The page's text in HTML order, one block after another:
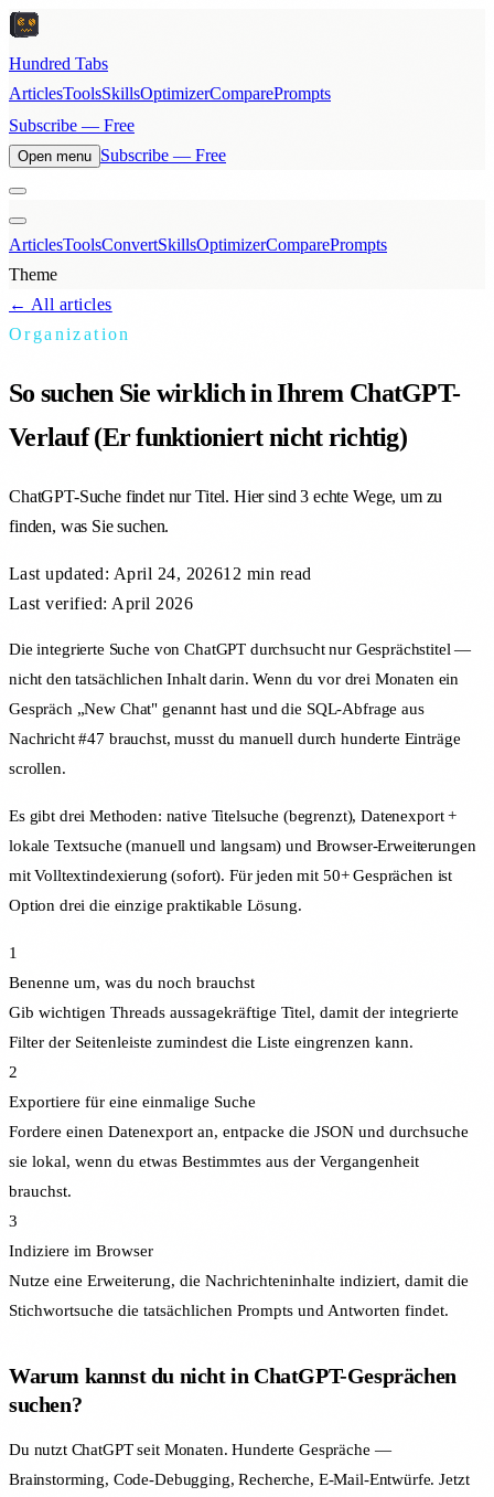
Hundred Tabs
ArticlesToolsSkillsOptimizerComparePrompts
Subscribe — Free
Open menu Subscribe — Free
ArticlesToolsConvertSkillsOptimizerComparePrompts
Theme
← All articles
Organization
So suchen Sie wirklich in Ihrem ChatGPT-
Verlauf (Er funktioniert nicht richtig)
ChatGPT-Suche findet nur Titel. Hier sind 3 echte Wege, um zu
finden, was Sie suchen.
Last updated: April 24, 202612 min read
Last verified: April 2026
Die integrierte Suche von ChatGPT durchsucht nur Gesprächstitel —
nicht den tatsächlichen Inhalt darin. Wenn du vor drei Monaten ein
Gespräch „New Chat" genannt hast und die SQL-Abfrage aus
Nachricht #47 brauchst, musst du manuell durch hunderte Einträge
scrollen.
Es gibt drei Methoden: native Titelsuche (begrenzt), Datenexport +
lokale Textsuche (manuell und langsam) und Browser-Erweiterungen
mit Volltextindexierung (sofort). Für jeden mit 50+ Gesprächen ist
Option drei die einzige praktikable Lösung.
1
Benenne um, was du noch brauchst
Gib wichtigen Threads aussagekräftige Titel, damit der integrierte
Filter der Seitenleiste zumindest die Liste eingrenzen kann.
2
Exportiere für eine einmalige Suche
Fordere einen Datenexport an, entpacke die JSON und durchsuche
sie lokal, wenn du etwas Bestimmtes aus der Vergangenheit
brauchst.
3
Indiziere im Browser
Nutze eine Erweiterung, die Nachrichteninhalte indiziert, damit die
Stichwortsuche die tatsächlichen Prompts und Antworten findet.
Warum kannst du nicht in ChatGPT-Gesprächen
suchen?
Du nutzt ChatGPT seit Monaten. Hunderte Gespräche —
Brainstorming, Code-Debugging, Recherche, E-Mail-Entwürfe. Jetzt